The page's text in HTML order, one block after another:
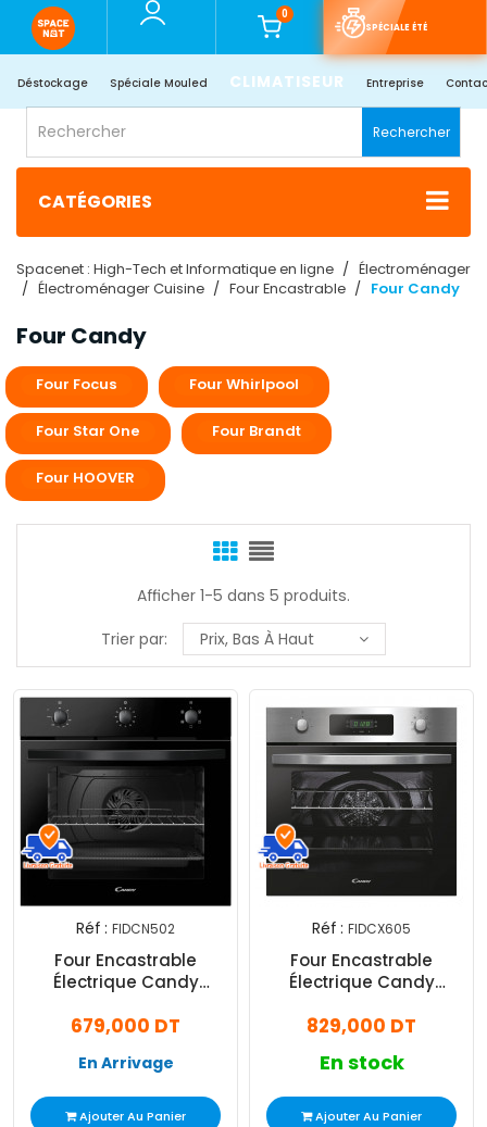
0
SPÉCIALE ÉTÉ
Déstockage Spéciale Mouled CLIMATISEUR Entreprise
Rechercher
CATÉGORIES
Spacenet : High-Tech et Informatique en ligne
Électroménager
Électroménager Cuisine
Four Encastrable Four Candy
Four Candy
Four Focus Four Whirlpool
Four Star One Four Brandt
Four HOOVER
Afficher 1-5 dans 5 produits.
Trier par:
Prix, Bas À Haut
Réf : FIDCN502
Four Encastrable
Électrique Candy
679,000 DT
En Arrivage
Ajouter Au Panier
Réf : FIDCX605
Four Encastrable
Électrique Candy
829,000 DT
En stock
Ajouter Au Panier